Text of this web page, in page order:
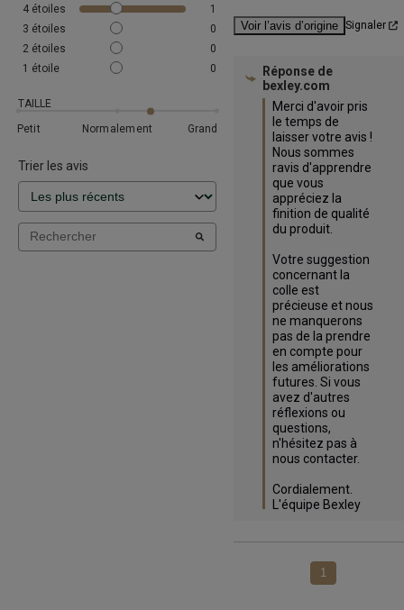
4 étoiles
1
3 étoiles
0
2 étoiles
0
1 étoile 0
TAILLE
Petit
Normalement Grand
Trier les avis
Voir l’avis d’origine Signaler
Réponse de
bexley.com
Merci d'avoir pris
le temps de
laisser votre avis !
Nous sommes
ravis d'apprendre
que vous
appréciez la
finition de qualité
du produit.
Votre suggestion
concernant la
colle est
précieuse et nous
ne manquerons
pas de la prendre
en compte pour
les améliorations
futures. Si vous
avez d'autres
réflexions ou
questions,
n'hésitez pas à
nous contacter.
Cordialement.
L'équipe Bexley
1